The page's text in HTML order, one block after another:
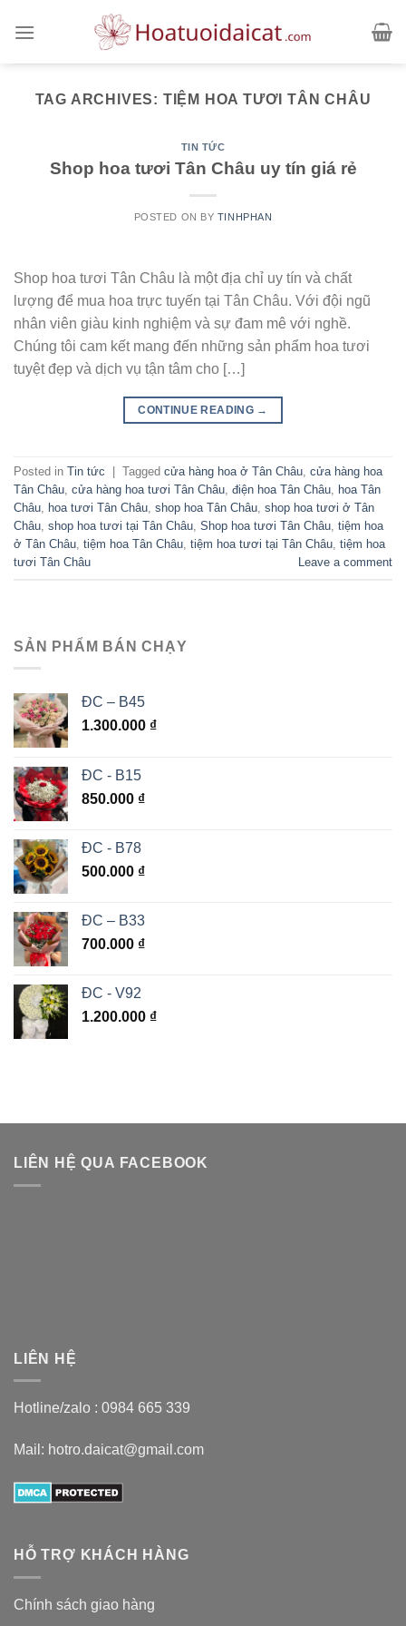
TAG ARCHIVES: TIỆM HOA TƯƠI TÂN CHÂU
TIN TỨC
Shop hoa tươi Tân Châu uy tín giá rẻ
POSTED ON BY TINHPHAN
Shop hoa tươi Tân Châu là một địa chỉ uy tín và chất
lượng để mua hoa trực tuyến tại Tân Châu. Với đội ngũ
nhân viên giàu kinh nghiệm và sự đam mê với nghề.
Chúng tôi cam kết mang đến những sản phẩm hoa tươi
tuyệt đẹp và dịch vụ tận tâm cho […]
CONTINUE READING →
Posted in Tin tức Tagged cửa hàng hoa ở Tân Châu cửa hàng hoa
Tân Châu cửa hàng hoa tươi Tân Châu điện hoa Tân Châu
hoa Tân
Châu
hoa tươi Tân Châu shop hoa Tân Châu shop hoa tươi ở Tân
Châu shop hoa tươi tại Tân Châu Shop hoa tươi Tân Châu tiệm hoa
ở Tân Châu tiệm hoa Tân Châu tiệm hoa tươi tại Tân Châu tiệm hoa
tươi Tân Châu
Leave a comment
SẢN PHẨM BÁN CHẠY
ĐC – B45
1.300.000 ₫
ĐC - B15
850.000 ₫
ĐC - B78
500.000 ₫
ĐC – B33
700.000 ₫
ĐC - V92
1.200.000 ₫
LIÊN HỆ QUA FACEBOOK
LIÊN HỆ
Hotline/zalo : 0984 665 339
Mail: hotro.daicat@gmail.com
HỖ TRỢ KHÁCH HÀNG
Chính sách giao hàng